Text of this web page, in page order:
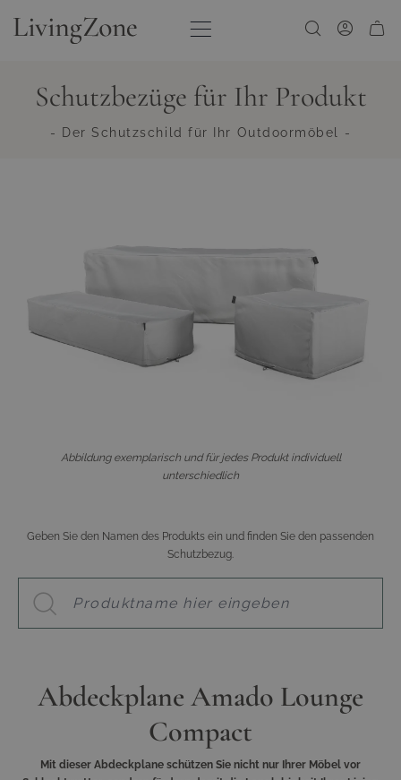
Schutzbezüge für Ihr Produkt
- Der Schutzschild für Ihr Outdoormöbel -
Abbildung exemplarisch und für jedes Produkt individuell
unterschiedlich
Geben Sie den Namen des Produkts ein und finden Sie den passenden
Schutzbezug.
Abdeckplane Amado Lounge
Compact
Mit dieser Abdeckplane schützen Sie nicht nur Ihrer Möbel vor